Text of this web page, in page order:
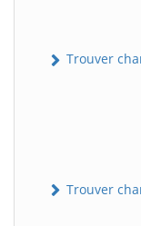
Trouver
Trouver